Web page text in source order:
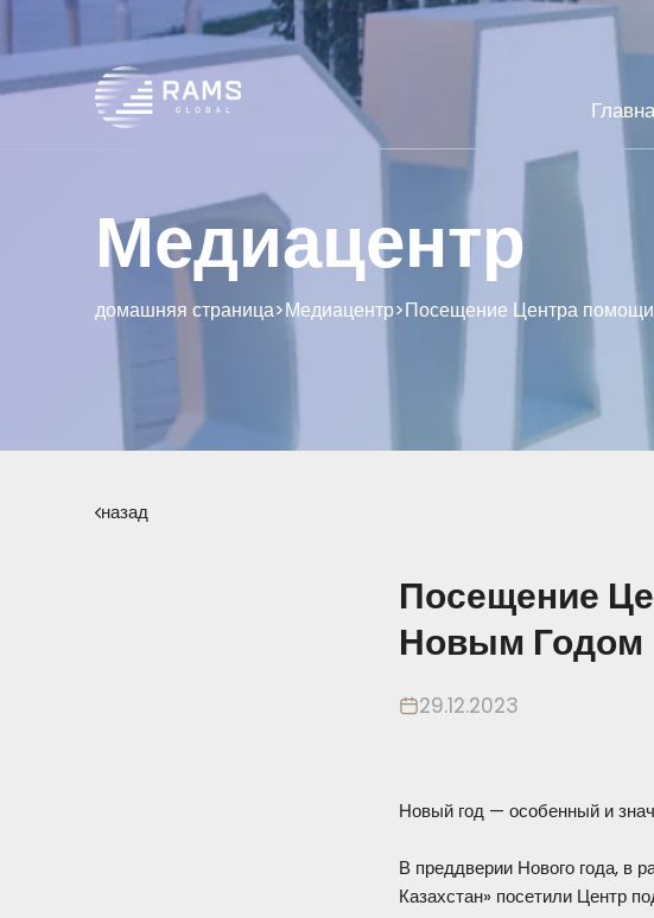
Медиацентр
домашняя страница>Медиацентр>Посещение Центра
назад
Посещение
Новым Годом
29.12.2023
Новый год — особенный и
В преддверии Нового года, в
Казахстан» посетили Центр